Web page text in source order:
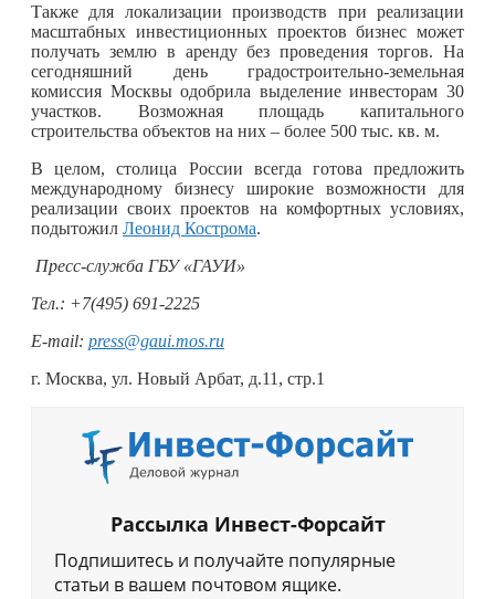
Также для локализации производств при реализации
масштабных инвестиционных проектов бизнес может
получать землю в аренду без проведения торгов. На
сегодняшний день градостроительно-земельная
комиссия Москвы одобрила выделение инвесторам 30
участков. Возможная площадь капитального
строительства объектов на них – более 500 тыс. кв. м.
В целом, столица России всегда готова предложить
международному бизнесу широкие возможности для
реализации своих проектов на комфортных условиях,
подытожил Леонид Кострома.
Пресс-служба ГБУ «ГАУИ»
Тел.: +7(495) 691-2225
E-mail: press@gaui.mos.ru
г. Москва, ул. Новый Арбат, д.11, стр.1
Рассылка Инвест-Форсайт
Подпишитесь и получайте популярные
статьи в вашем почтовом ящике.